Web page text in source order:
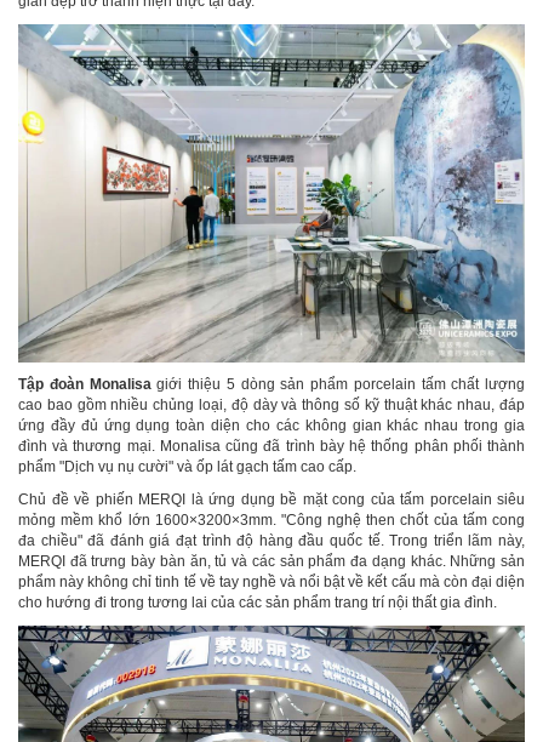
Tập đoàn Monalisagiới thiệu 5 dòng sản phẩm porcelain tấm chất lượng
cao bao gồm nhiều chủng loại, độ dày và thông số kỹ thuật khác nhau, đáp
ứng đầy đủ ứng dụng toàn diện cho các không gian khác nhau trong gia
đình và thương mại. Monalisa cũng đã trình bày hệ thống phân phối thành
phẩm "Dịch vụ nụ cười" và ốp lát gạch tấm cao cấp.
Chủ đề về phiến MERQI là ứng dụng bề mặt cong của tấm porcelain siêu
mỏng mềm khổ lớn 1600×3200×3mm. "Công nghệ then chốt của tấm cong
đa chiều" đã đánh giá đạt trình độ hàng đầu quốc tế. Trong triển lãm này,
MERQI đã trưng bày bàn ăn, tủ và các sản phẩm đa dạng khác. Những sản
phẩm này không chỉ tinh tế về tay nghề và nổi bật về kết cấu mà còn đại diện
cho hướng đi trong tương lai của các sản phẩm trang trí nội thất gia đình.